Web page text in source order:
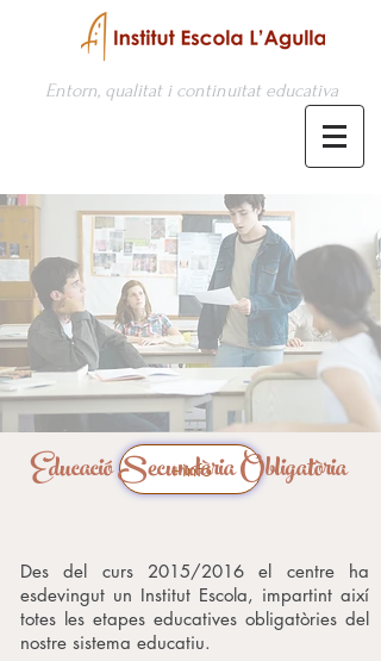
Entorn, qualitat i continuïtat educativa
+info
Des del curs 2015/2016 el centre ha
esdevingut un Institut Escola, impartint així
totes les etapes educatives obligatòries del
nostre sistema educatiu.
Educació Secundària Obligatòria